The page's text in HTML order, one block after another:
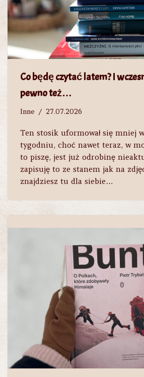
Co będę czytać latem? I
pewno też…
Inne 27.07.2026
Ten stosik uformował się mniej
tygodniu, choć nawet teraz, w
to piszę, jest już odrobinę
zapisuję to ze stanem jak na
znajdziesz tu dla siebie…